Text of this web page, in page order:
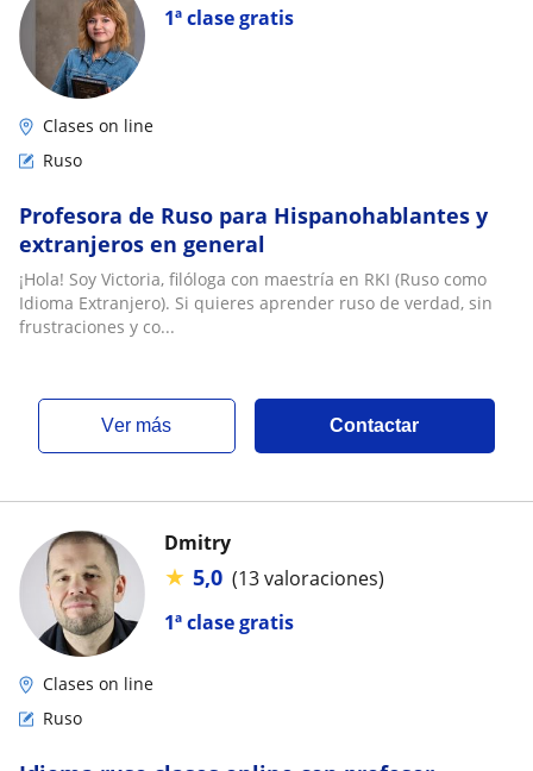
1ª clase gratis
Clases on line
Ruso
Profesora de Ruso para Hispanohablantes y
extranjeros en general
¡Hola! Soy Victoria, filóloga con maestría en RKI (Ruso como
Idioma Extranjero). Si quieres aprender ruso de verdad, sin
frustraciones y co...
ver más Contactar
1ª clase gratis
Dmitry
★ 5,0 (13 valoraciones)
Clases on line
Ruso